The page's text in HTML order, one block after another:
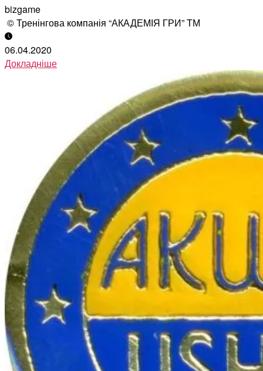
bizgame
© Тренінгова компанія “АКАДЕМІЯ ГРИ” ТМ
06.04.2020
Докладніше